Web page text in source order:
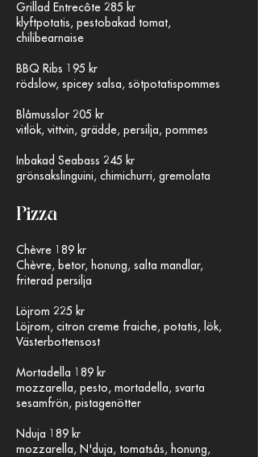
Grillad Entrecôte 285 kr
klyftpotatis, pestobakad tomat,
chilibearnaise
BBQ Ribs 195 kr
rödslow, spicey salsa, sötpotatispommes
Blåmusslor 205 kr
vitlök, vittvin, grädde, persilja, pommes
Inbakad Seabass 245 kr
grönsakslinguini, chimichurri, gremolata
Pizza
Chèvre 189 kr
Chèvre, betor, honung, salta mandlar,
friterad persilja
Löjrom 225 kr
Löjrom, citron creme fraiche, potatis, lök,
Västerbottensost
Mortadella 189 kr
mozzarella, pesto, mortadella, svarta
sesamfrön, pistagenötter
Nduja 189 kr
mozzarella, N'duja, tomatsås, honung,